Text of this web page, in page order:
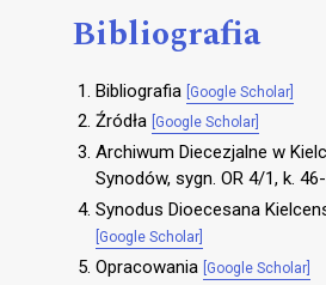
Bibliografia
Bibliografia [Google Scholar]
Źródła [Google Scholar]
Archiwum Diecezjalne w
Synodów, sygn. OR 4/1, k.
Synodus Dioecesana
[Google Scholar]
Opracowania [Google Scholar]